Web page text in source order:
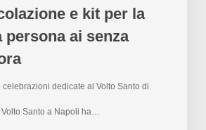
e kit per la
persona ai senza
dedicate al Volto Santo di
Santo a Napoli ha…